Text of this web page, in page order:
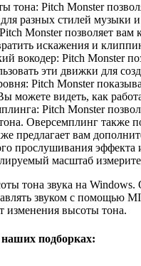
тона: Pitch Monster
разных стилей музыки
Monster позволяет
искажения и
вокодер: Pitch Monster
эти движки для
Pitch Monster
видеть, как
Pitch Monster
Оверсемплинг также
предлагает вам
прослушивания
масштаб
тона звука на
звуком с помощью
изменения высоты тона.
подборках: